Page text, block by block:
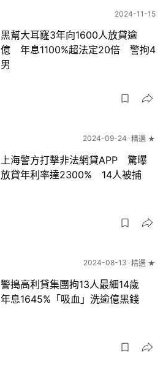
2024-11-15
黑幫大耳窿3年向1600人放貸逾
億 年息1100%超法定20倍 警拘4
男
2024-09-24 精選 ★
上海警方打擊非法網貸APP 驚曝
放貸年利率達2300% 14人被捕
2024-08-13 精選 ★
警搗高利貸集團拘13人最細14歲
年息1645%「吸血」洗逾億黑錢